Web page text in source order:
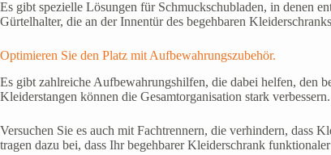
Es gibt spezielle Lösungen für Schmuckschubladen, in denen
Gürtelhalter, die an der Innentür des begehbaren
Optimieren Sie den Platz mit Aufbewahrungszubehör.
Es gibt zahlreiche Aufbewahrungshilfen, die dabei helfen, den
Kleiderstangen können die Gesamtorganisation stark verbessern.
Versuchen Sie es auch mit Fachtrennern, die verhindern, dass
tragen dazu bei, dass Ihr begehbarer Kleiderschrank